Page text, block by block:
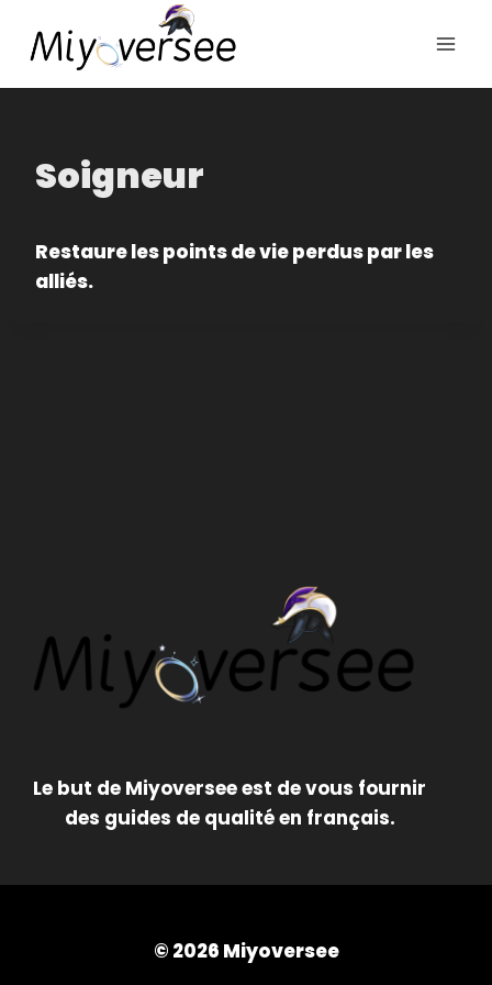
contenu
Soigneur
Restaure les points de vie perdus par les
alliés.
Le but de Miyoversee est de vous fournir
des guides de qualité en français.
© 2026 Miyoversee